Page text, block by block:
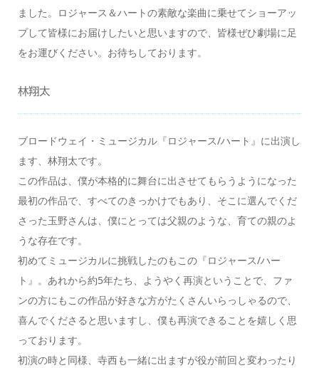
ました。ロジャース＆ハートの素敵な楽曲に乗せてショーアッ
プして皆様にお届けしたいと思いますので、皆様ぜひ劇場に足
をお運びください。お待ちしております。
林翔太
ブロードウェイ・ミュージカル『ロジャース/ハート』に出演し
ます、林翔太です。
この作品は、僕が本格的に舞台に出させてもらうようになった
最初の作品で、すべてのきっかけでもあり、そこに選んでくだ
さった玉野さんは、僕にとっては父親のような、育ての親のよ
うな存在です。
初めてミュージカルに挑戦したのもこの『ロジャース/ハー
ト』。あれから約5年たち、ようやく再演ということで、ファ
ンの方にもこの作品が好きな方がたくさんいらっしゃるので、
喜んでくださると思いますし、僕も再演できることを嬉しく思
っております。
初演の時と同様、寺西も一緒に出ますが役が前回と変わったり